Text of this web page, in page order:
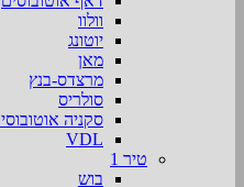
וולוו
יוטונג
מאן
מרצדס-בנץ
סולריס
סקניה
VDL
טיר 1
בוש